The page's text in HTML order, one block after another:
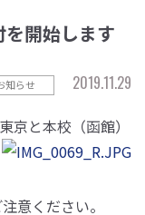
開始します
知らせ
2019.11.29
京と本校（函館）
意ください。